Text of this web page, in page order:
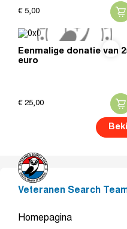
€ 5,00
Eenmalige donatie van
euro
€ 25,00
Veteranen Search
Homepagina